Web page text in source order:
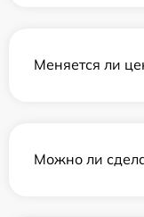
Меняется ли
Можно ли